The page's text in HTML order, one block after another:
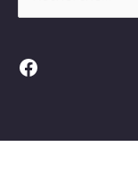
Facebook